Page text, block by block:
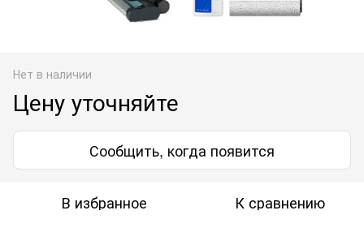
Нет в наличии
Цену уточняйте
Сообщить, когда появится
В избранное К сравнению